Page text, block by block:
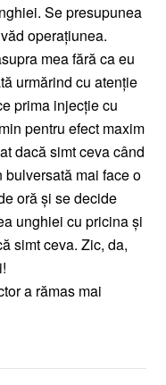
Se presupunea
operațiunea.
mea fără ca eu
urmărind cu atenție
prima injecție cu
pentru efect maxim
dacă simt ceva când
bulversată mai face o
oră și se decide
unghiei cu pricina și
simt ceva. Zic, da,
a rămas mai